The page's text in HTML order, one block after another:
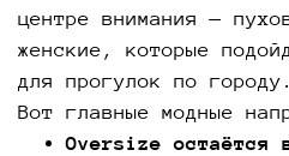
центре внимания —
женские, которые
для прогулок по городу.
Вот главные модные
Oversize остаётся